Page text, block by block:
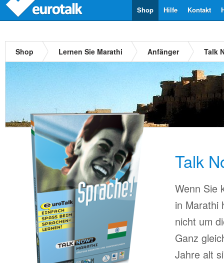
Kontakt
Hilfe
Shop
Shop Lernen Sie Marathi Anfänger Talk
Talk
Wenn Sie
in Marathi
nicht um
Ganz
Jahre alt